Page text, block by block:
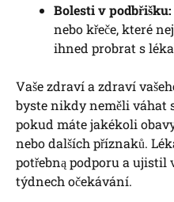
Bolesti v podbřišku:
nebo křeče, které
ihned probrat s
Vaše zdraví a zdraví
byste nikdy neměli váhat
pokud máte jakékoli
nebo dalších příznaků.
potřebną podporu a ujistil
týdnech očekávání.